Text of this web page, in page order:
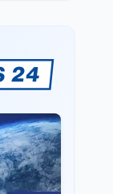
ricordo
a
il
c'è